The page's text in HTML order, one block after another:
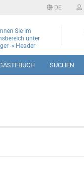
DE
Sie im
unter
-> Header
SUCHEN